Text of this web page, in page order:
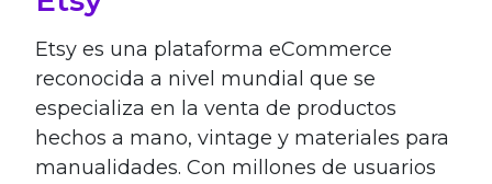
Etsy es una plataforma eCommerce
reconocida a nivel mundial que se
especializa en la venta de productos
hechos a mano, vintage y materiales para
manualidades. Con millones de usuarios